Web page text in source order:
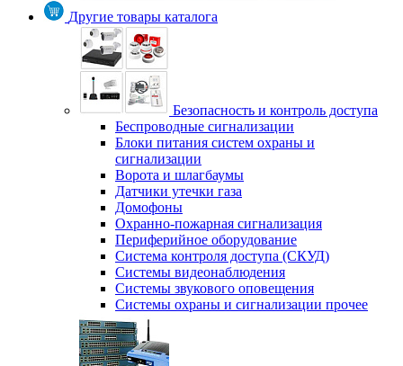
Другие товары каталога
Безопасность и контроль доступа
Беспроводные сигнализации
Блоки питания систем охраны и
сигнализации
Ворота и шлагбаумы
Датчики утечки газа
Домофоны
Охранно-пожарная сигнализация
Периферийное оборудование
Система контроля доступа (СКУД)
Системы видеонаблюдения
Системы звукового оповещения
Системы охраны и сигнализации прочее